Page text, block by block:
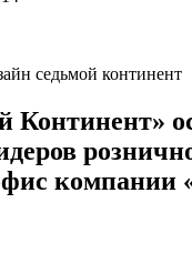
компании